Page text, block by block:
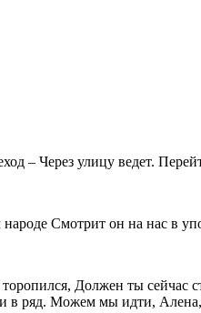
– Через улицу ведет.
Смотрит он на нас в
Должен ты
в ряд. Можем мы идти,